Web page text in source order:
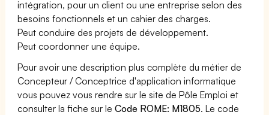
intégration, pour un client ou une entreprise selon des
besoins fonctionnels et un cahier des charges.
Peut conduire des projets de développement.
Peut coordonner une équipe.
Pour avoir une description plus complète du métier de
Concepteur / Conceptrice d'application informatique
vous pouvez vous rendre sur le site de Pôle Emploi et
consulter la fiche sur leCode ROME: M1805. Le code